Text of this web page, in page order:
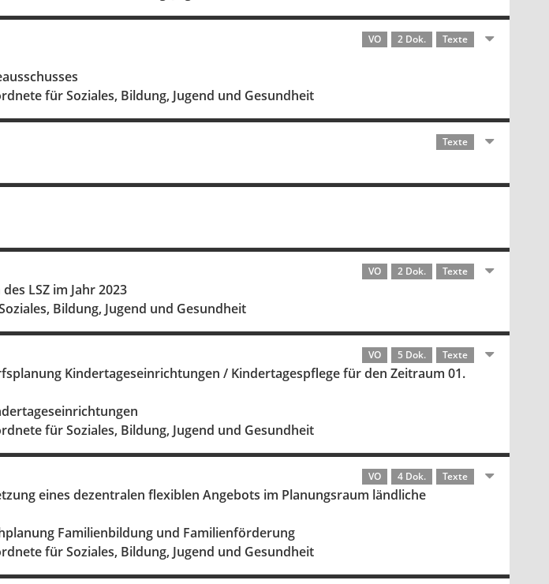
VO 2 Dok. Texte
für Soziales, Bildung, Jugend und Gesundheit
Texte
VO 2 Dok. Texte
LSZ im Jahr 2023
Bildung, Jugend und Gesundheit
VO 5 Dok. Texte
Kindertageseinrichtungen / Kindertagespflege für den Zeitraum 01.
für Soziales, Bildung, Jugend und Gesundheit
VO 4 Dok. Texte
eines dezentralen flexiblen Angebots im Planungsraum ländliche
Familienbildung und Familienförderung
für Soziales, Bildung, Jugend und Gesundheit